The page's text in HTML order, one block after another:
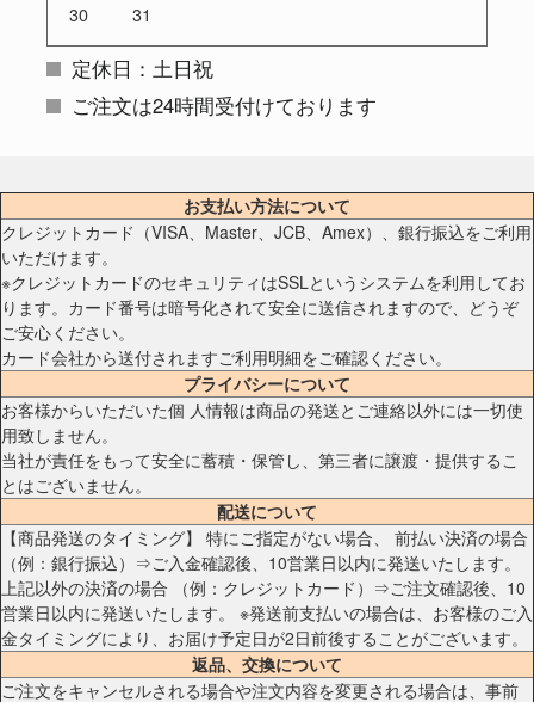
30 31
定休日：土日祝
ご注文は24時間受付けております
お支払い方法について
クレジットカード（VISA、Master、JCB、Amex）、銀行振込をご利用
いただけます。
※クレジットカードのセキュリティはSSLというシステムを利用してお
ります。カード番号は暗号化されて安全に送信されますので、どうぞ
ご安心ください。
カード会社から送付されますご利用明細をご確認ください。
プライバシーについて
お客様からいただいた個 人情報は商品の発送とご連絡以外には一切使
用致しません。
当社が責任をもって安全に蓄積・保管し、第三者に譲渡・提供するこ
とはございません。
配送について
【商品発送のタイミング】 特にご指定がない場合、 前払い決済の場合
（例：銀行振込）⇒ご入金確認後、10営業日以内に発送いたします。
上記以外の決済の場合 （例：クレジットカード）⇒ご注文確認後、10
営業日以内に発送いたします。 ※発送前支払いの場合は、お客様のご入
金タイミングにより、お届け予定日が2日前後することがございます。
返品、交換について
ご注文をキャンセルされる場合や注文内容を変更される場合は、事前